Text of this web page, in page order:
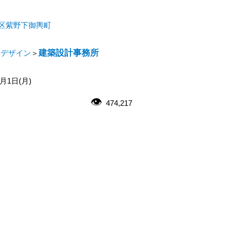
紫野下御輿町
ザイン ＞ 建築設計事務所
1日(月)
474,217